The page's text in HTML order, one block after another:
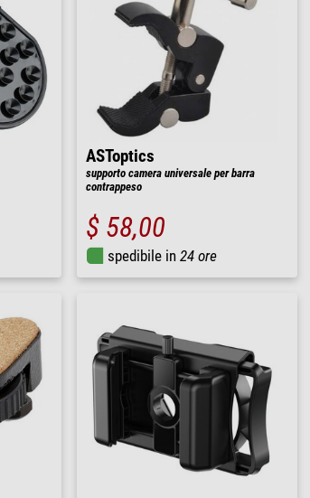
ASToptics
supporto camera universale per barra
contrappeso
$ 58,00
spedibile in 24 ore